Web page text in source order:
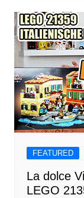
FEATURED
La dolce
LEGO